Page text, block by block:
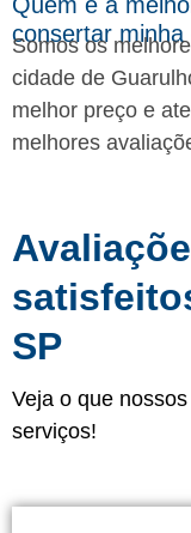
consertar minha
Somos os
cidade de
melhor preço e
melhores
SP
Veja o que
serviços!